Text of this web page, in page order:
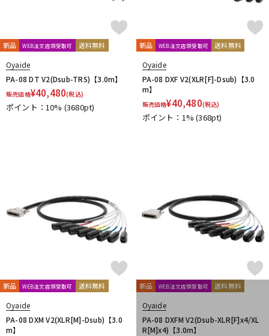
新品 WEB注文店頭受取可 送料無料
Oyaide
PA-08 DT V2(Dsub-TRS)【3.0m】
販売価格¥40,480(税込)
ポイント：10% (3680pt)
新品 WEB注文店頭受取可 送料無料
Oyaide
PA-08 DXF V2(XLR[F]-Dsub)【3.0
m】
販売価格¥40,480(税込)
ポイント：1%(368pt)
新品 WEB注文店頭受取可 送料無料
Oyaide
PA-08 DXM V2(XLR[M]-Dsub)【3.0
m】
新品 WEB注文店頭受取可 送料無料
Oyaide
PA-08 DXFM V2(Dsub-XLR[F]x4/XL
R[M]x4)【3.0m】